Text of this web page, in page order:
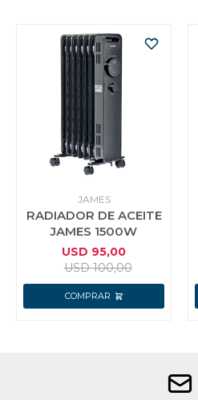
JAMES
RADIADOR DE ACEITE
JAMES 1500W
USD 95,00
USD 100,00